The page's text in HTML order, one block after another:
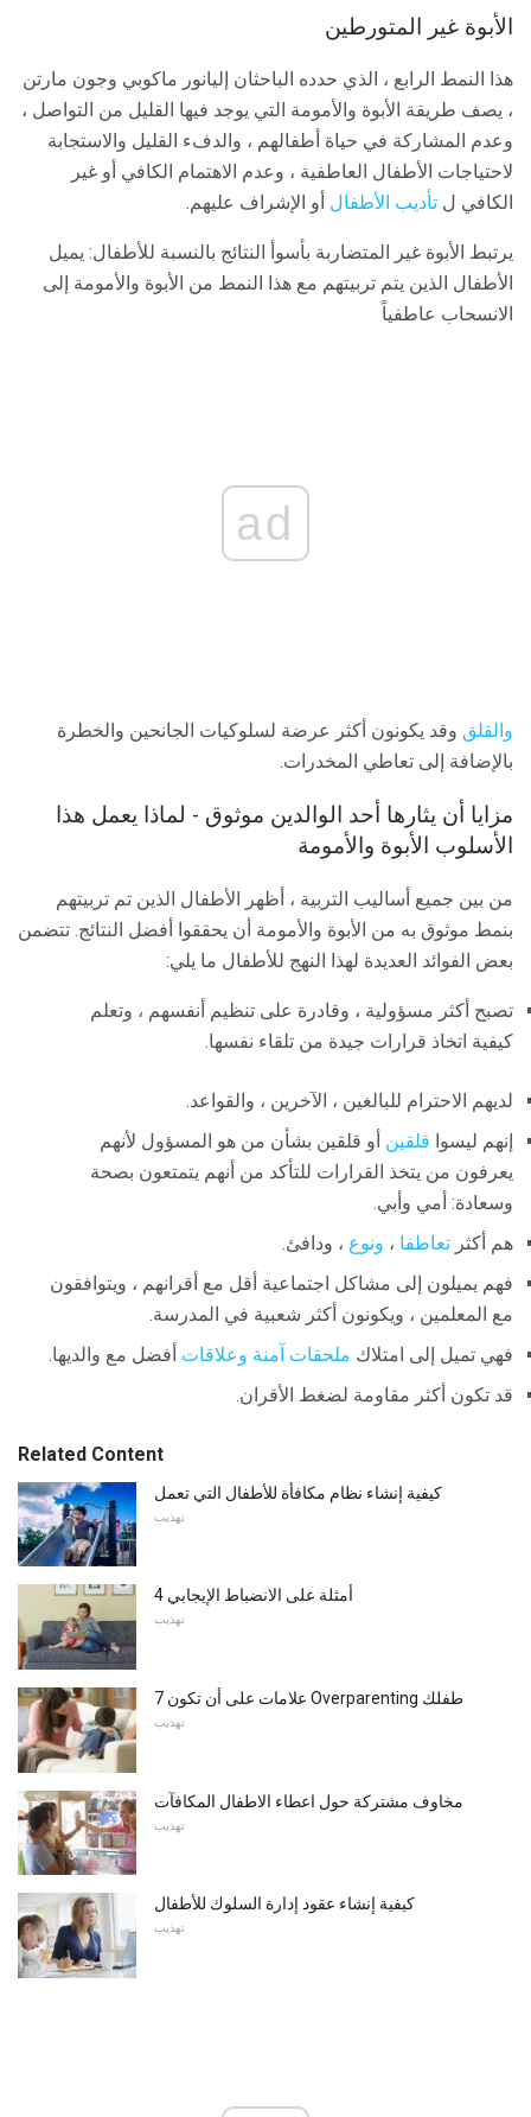
الأبوة غير المتورطين
هذا النمط الرابع ، الذي حدده الباحثان إليانور ماكوبي وجون مارتن
، يصف طريقة الأبوة والأمومة التي يوجد فيها القليل من التواصل ،
وعدم المشاركة في حياة أطفالهم ، والدفء القليل والاستجابة
لاحتياجات الأطفال العاطفية ، وعدم الاهتمام الكافي أو غير
الكافي ل تأديب الأطفال أو الإشراف عليهم.
يرتبط الأبوة غير المتضاربة بأسوأ النتائج بالنسبة للأطفال: يميل
الأطفال الذين يتم تربيتهم مع هذا النمط من الأبوة والأمومة إلى
الانسحاب عاطفياً
ad
والقلق وقد يكونون أكثر عرضة لسلوكيات الجانحين والخطرة
بالإضافة إلى تعاطي المخدرات.
مزايا أن يثارها أحد الوالدين موثوق - لماذا يعمل هذا
الأسلوب الأبوة والأمومة
من بين جميع أساليب التربية ، أظهر الأطفال الذين تم تربيتهم
بنمط موثوق به من الأبوة والأمومة أن يحققوا أفضل النتائج. تتضمن
بعض الفوائد العديدة لهذا النهج للأطفال ما يلي:
تصبح أكثر مسؤولية ، وقادرة على تنظيم أنفسهم ، وتعلم
كيفية اتخاذ قرارات جيدة من تلقاء نفسها.
لديهم الاحترام للبالغين ، الآخرين ، والقواعد.
إنهم ليسوا قلقين أو قلقين بشأن من هو المسؤول لأنهم
يعرفون من يتخذ القرارات للتأكد من أنهم يتمتعون بصحة
وسعادة: أمي وأبي.
هم أكثر تعاطفا ، ونوع ، ودافئ.
فهم يميلون إلى مشاكل اجتماعية أقل مع أقرانهم ، ويتوافقون
مع المعلمين ، ويكونون أكثر شعبية في المدرسة.
فهي تميل إلى امتلاك ملحقات آمنة وعلاقات أفضل مع والديها.
قد تكون أكثر مقاومة لضغط الأقران.
Related Content
كيفية إنشاء نظام مكافأة للأطفال التي تعمل
تهذيب
4 أمثلة على الانضباط الإيجابي
تهذيب
7 علامات على أن تكون Overparenting طفلك
تهذيب
مخاوف مشتركة حول اعطاء الاطفال المكافآت
تهذيب
كيفية إنشاء عقود إدارة السلوك للأطفال
تهذيب